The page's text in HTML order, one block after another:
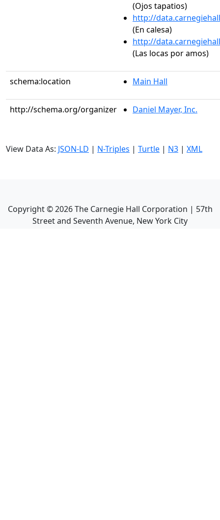
(Ojos tapatios)
http://
(En calesa)
http://
(Las locas por amos)
schema:location Main Hall
http://schema.org/organizer Daniel Mayer, Inc.
View Data As: JSON-LD | N-Triples | Turtle | N3 | XML
Copyright ©2026The Carnegie Hall Corporation | 57th
Street and Seventh Avenue, New York City